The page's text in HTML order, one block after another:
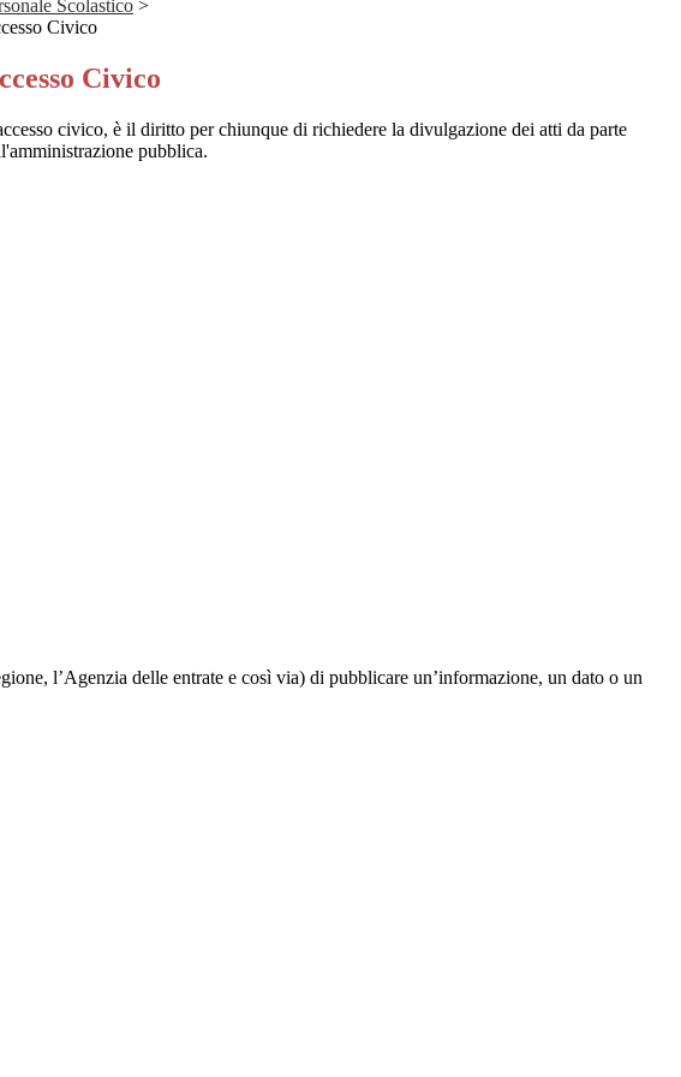
Scolastico >
Civico
Civico
civico, è il diritto per chiunque di richiedere la divulgazione dei atti da parte
pubblica.
l’Agenzia delle entrate e così via) di pubblicare un’informazione, un dato o un